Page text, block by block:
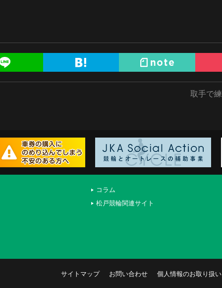
取手で
コラム
松戸競輪関連サイト
サイトマップ お問い合わせ 個人情報のお取り扱